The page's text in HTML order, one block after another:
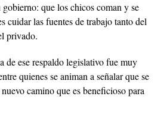
gobierno: que los chicos coman y se
cuidar las fuentes de trabajo tanto del
privado.
de ese respaldo legislativo fue muy
quienes se animan a señalar que se
camino que es beneficioso para